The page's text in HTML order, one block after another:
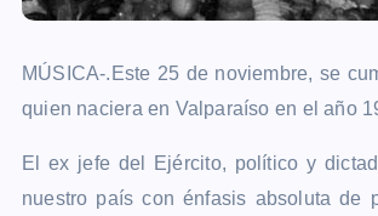
MÚSICA-.Este 25 de noviembre, se
quien naciera en Valparaíso en el año
El ex jefe del Ejército, político y
nuestro país con énfasis absoluta de